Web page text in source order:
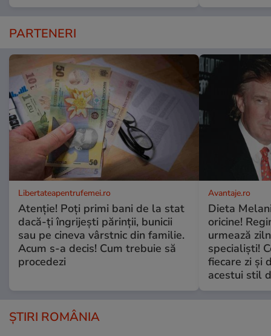
PARTENERI
Libertateapentrufemei.ro
Atenție! Poți primi bani de la stat
dacă-ți îngrijești părinții, bunicii
sau pe cineva vârstnic din familie.
Acum s-a decis! Cum trebuie să
procedezi
Avantaje.ro
Dieta
oricine!
urmează
specialiști!
fiecare zi și
acestui stil
ȘTIRI ROMÂNIA